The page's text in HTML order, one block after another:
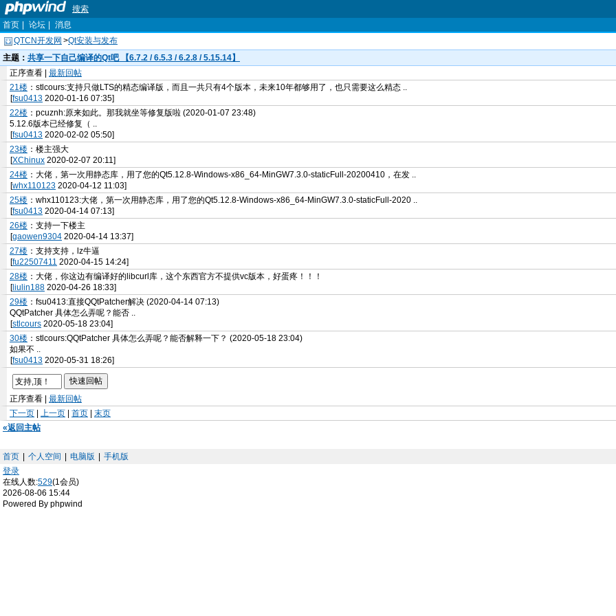
搜索
首页
论坛
消息
QTCN开发网 >Qt安装与发布
主题： 共享一下自己编译的Qt吧 【6.7.2 / 6.5.3 / 6.2.8 / 5.15.14】
正序查看 | 最新回帖
21楼 ：stlcours:支持只做LTS的精态编译版，而且一共只有4个版本，未来10年都够用了，也只需要这么精态 ..
[fsu0413 2020-01-16 07:35]
22楼 ：pcuznh:原来如此。那我就坐等修复版啦 (2020-01-07 23:48)
5.12.6版本已经修复（ ..
[fsu0413 2020-02-02 05:50]
23楼 ：楼主强大
[XChinux 2020-02-07 20:11]
24楼 ：大佬，第一次用静态库，用了您的Qt5.12.8-Windows-x86_64-MinGW7.3.0-staticFull-20200410，在发 ..
[whx110123 2020-04-12 11:03]
25楼 ：whx110123:大佬，第一次用静态库，用了您的Qt5.12.8-Windows-x86_64-MinGW7.3.0-staticFull-2020 ..
[fsu0413 2020-04-14 07:13]
26楼 ：支持一下楼主
[gaowen9304 2020-04-14 13:37]
27楼 ：支持支持，lz牛逼
[fu22507411 2020-04-15 14:24]
28楼 ：大佬，你这边有编译好的libcurl库，这个东西官方不提供vc版本，好蛋疼！！！
[liulin188 2020-04-26 18:33]
29楼 ：fsu0413:直接QQtPatcher解决 (2020-04-14 07:13)
QQtPatcher 具体怎么弄呢？能否 ..
[stlcours 2020-05-18 23:04]
30楼 ：stlcours:QQtPatcher 具体怎么弄呢？能否解释一下？ (2020-05-18 23:04)
如果不 ..
[fsu0413 2020-05-31 18:26]
正序查看 | 最新回帖
下一页
上一页 首页
末页
«返回主帖
首页 个人空间 电脑版
手机版
登录
在线人数:529(1会员)
2026-08-06 15:44
Powered By phpwind